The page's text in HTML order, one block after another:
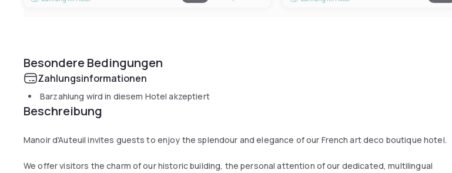
Besondere Bedingungen
Zahlungsinformationen
Barzahlung wird in diesem Hotel akzeptiert
Beschreibung
Manoir d'Auteuil invites guests to enjoy the splendour and elegance of our French art deco boutique hotel.
We offer visitors the charm of our historic building, the personal attention of our dedicated, multilingual